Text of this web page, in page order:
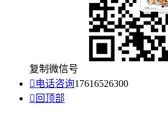
复制微信号
 电话咨询17616526300
 回顶部